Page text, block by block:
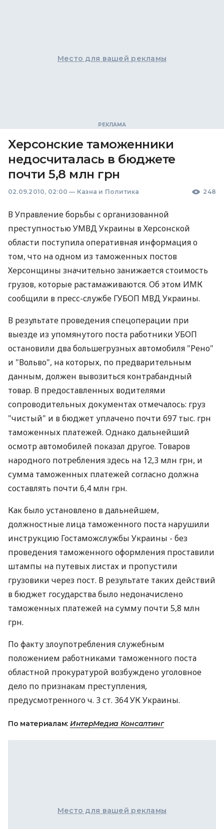
Место для вашей рекламы
Херсонские таможенники
недосчиталась в бюджете
почти 5,8 млн грн
02.09.2010, 02:00 — Казна и Политика 248
В Управление борьбы с организованной
преступностью УМВД Украины в Херсонской
области поступила оперативная информация о
том, что на одном из таможенных постов
Херсонщины значительно занижается стоимость
грузов, которые растамаживаются. Об этом ИМК
сообщили в пресс-службе ГУБОП МВД Украины.
В результате проведения спецоперации при
выезде из упомянутого поста работники УБОП
остановили два большегрузных автомобиля "Рено"
и "Вольво", на которых, по предварительным
данным, должен вывозиться контрабандный
товар. В предоставленных водителями
сопроводительных документах отмечалось: груз
"чистый" и в бюджет уплачено почти 697 тыс. грн
таможенных платежей. Однако дальнейший
осмотр автомобилей показал другое. Товаров
народного потребления здесь на 12,3 млн грн, и
сумма таможенных платежей согласно должна
составлять почти 6,4 млн грн.
Как было установлено в дальнейшем,
должностные лица таможенного поста нарушили
инструкцию Гостаможслужбы Украины - без
проведения таможенного оформления проставили
штампы на путевых листах и пропустили
грузовики через пост. В результате таких действий
в бюджет государства было недоначислено
таможенных платежей на сумму почти 5,8 млн
грн.
По факту злоупотребления служебным
положением работниками таможенного поста
областной прокуратурой возбуждено уголовное
дело по признакам преступления,
предусмотренного ч. 3 ст. 364 УК Украины.
По материалам: ИнтерМедиа Консалтинг
Место для вашей рекламы